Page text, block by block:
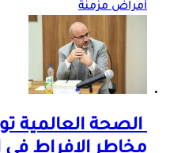
أمراض مزمنة
الصحة العالمية